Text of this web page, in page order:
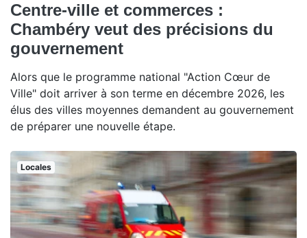
Centre-ville et commerces :
Chambéry veut des précisions du
gouvernement
Alors que le programme national "Action Cœur de
Ville" doit arriver à son terme en décembre 2026, les
élus des villes moyennes demandent au gouvernement
de préparer une nouvelle étape.
Locales